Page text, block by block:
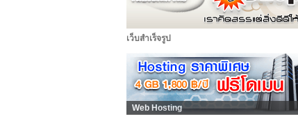
เว็บสำเร็จรูป
Web Hosting